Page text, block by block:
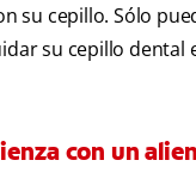
su cepillo. Sólo
su cepillo dental
con un